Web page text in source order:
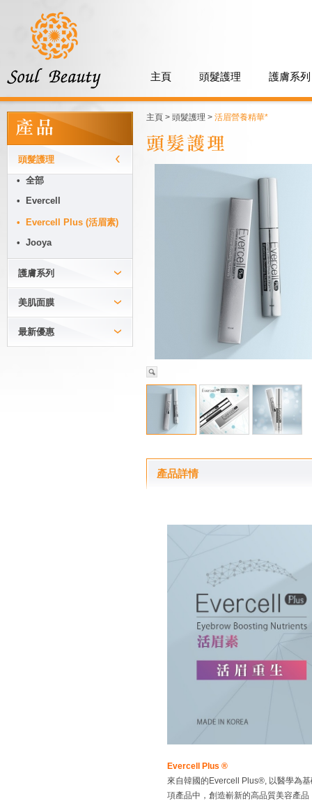
護膚系列
頭髮護理
主頁
產品
頭髮護理
• 全部
• Evercell
• Evercell Plus (活眉素)
• Jooya
護膚系列
美肌面膜
最新優惠
主頁 > 頭髮護理 > 活眉營養精華*
頭髮護理
產品詳情
Evercell Plus ®
來自韓國的Evercell Plus®, 以醫學為
項產品中，創造嶄新的高品質美容產